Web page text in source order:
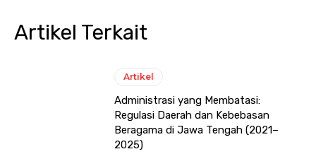
Artikel Terkait
Artikel
Administrasi yang Membatasi:
Regulasi Daerah dan Kebebasan
Beragama di Jawa Tengah (2021–
2025)